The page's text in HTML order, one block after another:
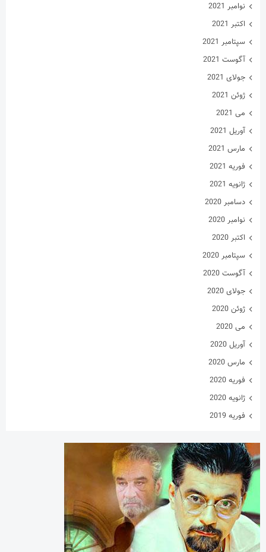
نوامبر 2021
اکتبر 2021
سپتامبر 2021
آگوست 2021
جولای 2021
ژوئن 2021
می 2021
آوریل 2021
مارس 2021
فوریه 2021
ژانویه 2021
دسامبر 2020
نوامبر 2020
اکتبر 2020
سپتامبر 2020
آگوست 2020
جولای 2020
ژوئن 2020
می 2020
آوریل 2020
مارس 2020
فوریه 2020
ژانویه 2020
فوریه 2019